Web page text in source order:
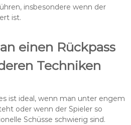
insbesondere wenn der
ist.
einen Rückpass
Techniken
ist ideal, wenn man unter engem
oder wenn der Spieler so
Schüsse schwierig sind.